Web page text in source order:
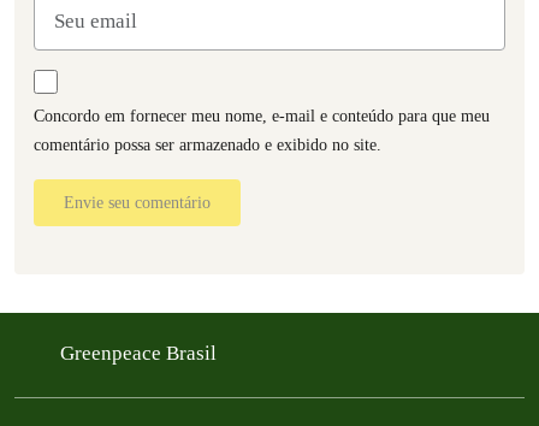
Concordo em fornecer meu nome, e-mail e conteúdo para que meu
comentário possa ser armazenado e exibido no site.
Envie seu comentário
Greenpeace Brasil